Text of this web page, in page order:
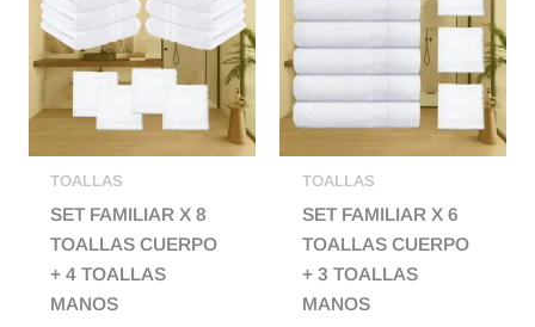
TOALLAS
SET FAMILIAR X 8
TOALLAS CUERPO
+ 4 TOALLAS
MANOS
TOALLAS
SET FAMILIAR X 6
TOALLAS CUERPO
+ 3 TOALLAS
MANOS